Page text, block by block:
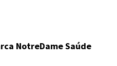
NotreDame Saúde